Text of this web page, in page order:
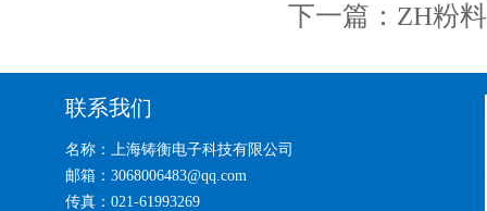
下一篇： ZH粉
联系我们
名称：上海铸衡电子科技有限公司
邮箱：3068006483@qq.com
传真：021-61993269